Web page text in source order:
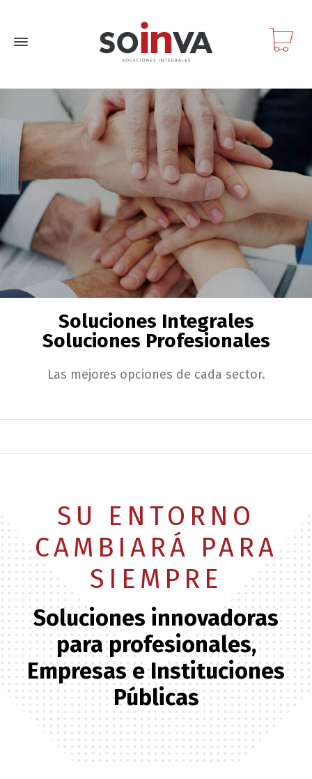
Soluciones Integrales
Soluciones Profesionales
Las mejores opciones de cada sector.
SU ENTORNO
CAMBIARÁ PARA
SIEMPRE
Soluciones innovadoras
para profesionales,
Empresas e Instituciones
Públicas